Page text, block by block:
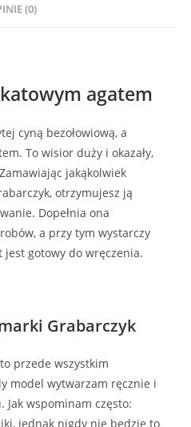
(0)
agatem
cyną bezołowiową, a
To wisior duży i okazały,
jakąkolwiek
otrzymujesz ją
Dopełnia ona
a przy tym wystarczy
jest gotowy do wręczenia.
Grabarczyk
przede wszystkim
model wytwarzam ręcznie i
wspominam często:
jednak nigdy nie będzie to